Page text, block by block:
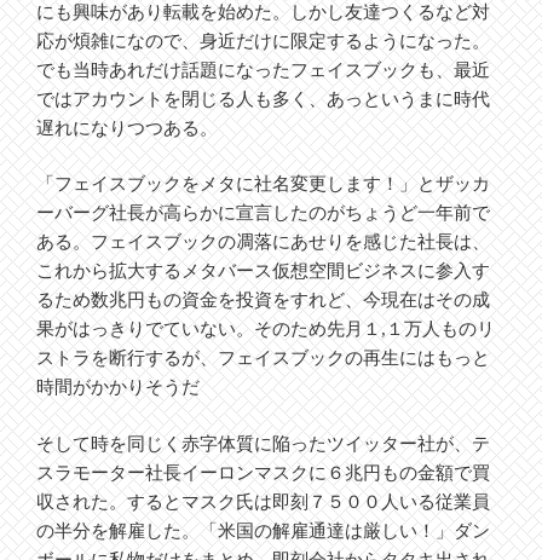
にも興味があり転載を始めた。しかし友達つくるなど対
応が煩雑になので、身近だけに限定するようになった。
でも当時あれだけ話題になったフェイスブックも、最近
ではアカウントを閉じる人も多く、あっというまに時代
遅れになりつつある。
「フェイスブックをメタに社名変更します！」とザッカ
ーバーグ社長が高らかに宣言したのがちょうど一年前で
ある。フェイスブックの凋落にあせりを感じた社長は、
これから拡大するメタバース仮想空間ビジネスに参入す
るため数兆円もの資金を投資をすれど、今現在はその成
果がはっきりでていない。そのため先月１,１万人ものリ
ストラを断行するが、フェイスブックの再生にはもっと
時間がかかりそうだ
そして時を同じく赤字体質に陥ったツイッター社が、テ
スラモーター社長イーロンマスクに６兆円もの金額で買
収された。するとマスク氏は即刻７５００人いる従業員
の半分を解雇した。「米国の解雇通達は厳しい！」ダン